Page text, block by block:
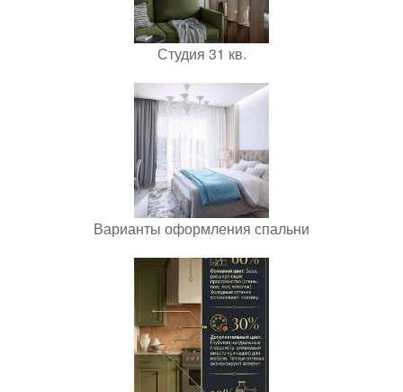
Студия 31 кв.
Варианты оформления спальни